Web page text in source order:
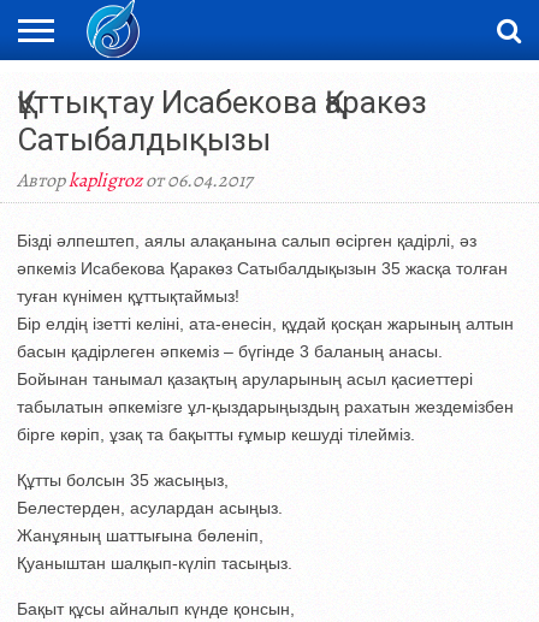
НОВОСТИ
ВИДЕО
ФОТОРЕПОРТАЖИ
ОРКЕН
Құттықтау Исабекова Қаракөз
Сатыбалдықызы
Авторkapligrozот 06.04.2017
Бізді әлпештеп, аялы алақанына салып өсірген қадірлі, әз
әпкеміз Исабекова Қаракөз Сатыбалдықызын 35 жасқа толған
туған күнімен құттықтаймыз!
Бір елдің ізетті келіні, ата-енесін, құдай қосқан жарының алтын
басын қадірлеген әпкеміз – бүгінде 3 баланың анасы.
Бойынан танымал қазақтың аруларының асыл қасиеттері
табылатын әпкемізге ұл-қыздарыңыздың рахатын жездемізбен
бірге көріп, ұзақ та бақытты ғұмыр кешуді тілейміз.
Құтты болсын 35 жасыңыз,
Белестерден, асулардан асыңыз.
Жанұяның шаттығына бөленіп,
Қуаныштан шалқып-күліп тасыңыз.
Бақыт құсы айналып күнде қонсын,